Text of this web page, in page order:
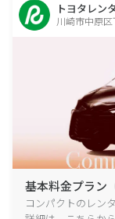
トヨタレン
川崎市中原
基本料金プラン
コンパクトのレン